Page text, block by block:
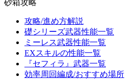
砂箱攻略
攻略/進め方解説
礎シリーズ武器性能一覧
ミーレス武器性能一覧
EXスキルの性能一覧
『セフィラ』武器一覧
効率周回編成/おすすめ場所